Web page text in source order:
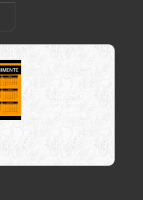
bicicleta MTB